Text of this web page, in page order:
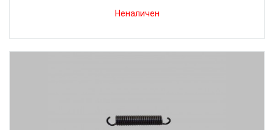
Неналичен